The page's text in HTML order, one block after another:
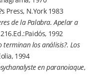
Press, N.York 1983
de la Palabra. Apelar a
1992
terminan los análisis?. Los
1994
en paranoiaque,